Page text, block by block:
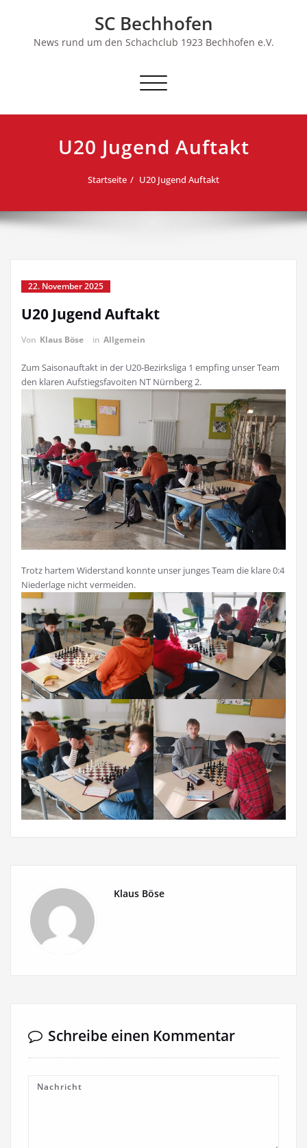
SC Bechhofen
News rund um den Schachclub 1923 Bechhofen e.V.
Schalte
U20 Jugend Auftakt
Startseite U20 Jugend Auftakt
22. November 2025
U20 Jugend Auftakt
Von Klaus Böse in Allgemein
Zum Saisonauftakt in der U20-Bezirksliga 1 empfing unser Team
den klaren Aufstiegsfavoiten NT Nürnberg 2.
Trotz hartem Widerstand konnte unser junges Team die klare 0:4
Niederlage nicht vermeiden.
Klaus Böse
Schreibe einen Kommentar